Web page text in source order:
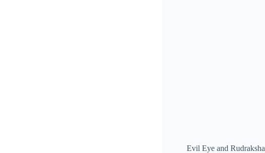
Evil Eye and Rudraksha